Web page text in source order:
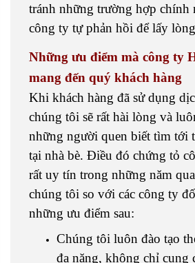
tránh những trường hợp chính
công ty tự phản hồi để lấy
Những ưu điểm mà công ty
mang đến quý khách hàng
Khi khách hàng đã sử dụng
chúng tôi sẽ rất hài lòng và
những người quen biết tìm tới
tại nhà bè. Điều đó chứng tỏ
rất uy tín trong những năm
chúng tôi so với các công ty
những ưu điểm sau:
Chúng tôi luôn đào tạo
đa năng, không chỉ cung